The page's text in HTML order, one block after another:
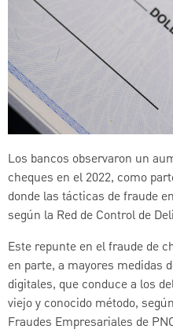
Los bancos observaron un
cheques en el 2022, como
donde las tácticas de fraude
según la Red de Control de
Este repunte en el fraude de
en parte, a mayores medidas
digitales, que conduce a los
viejo y conocido método,
Fraudes Empresariales de